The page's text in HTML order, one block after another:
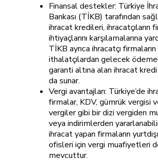
Finansal destekler: Türkiye
Bankası (TİKB) tarafından
ihracat kredileri, ihracatçıların
ihtiyaçlarını karşılamalarına
TİKB ayrıca ihracatçı firmaların
ithalatçılardan gelecek
garanti altına alan ihracat
da sunar.
Vergi avantajları: Türkiye’de
firmalar, KDV, gümrük vergisi
vergiler gibi bir dizi vergiden
veya indirimlerden
ihracat yapan firmaların
ofisleri için vergi muafiyetleri
mevcuttur.